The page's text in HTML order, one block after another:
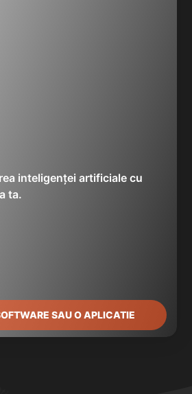
inteligenței artificiale cu
ta.
SAU O APLICATIE